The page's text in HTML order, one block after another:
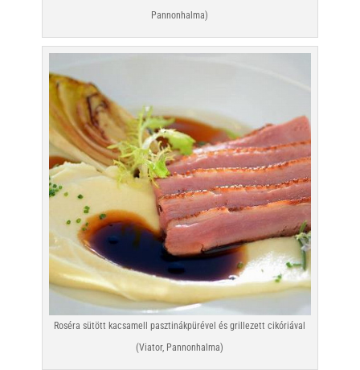
Pannonhalma)
Roséra sütött kacsamell pasztinákpürével és grillezett cikóriával
(Viator, Pannonhalma)